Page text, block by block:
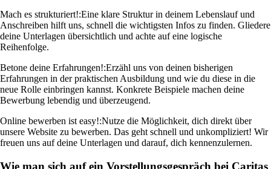
Mach es strukturiert!:Eine klare Struktur in deinem Lebenslauf und
Anschreiben hilft uns, schnell die wichtigsten Infos zu finden. Gliedere
deine Unterlagen übersichtlich und achte auf eine logische
Reihenfolge.
Betone deine Erfahrungen!:Erzähl uns von deinen bisherigen
Erfahrungen in der praktischen Ausbildung und wie du diese in die
neue Rolle einbringen kannst. Konkrete Beispiele machen deine
Bewerbung lebendig und überzeugend.
Online bewerben ist easy!:Nutze die Möglichkeit, dich direkt über
unsere Website zu bewerben. Das geht schnell und unkompliziert! Wir
freuen uns auf deine Unterlagen und darauf, dich kennenzulernen.
Wie man sich auf ein Vorstellungsgespräch bei Caritas